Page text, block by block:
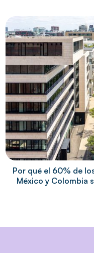
Por qué el 60% de
México y Colombia